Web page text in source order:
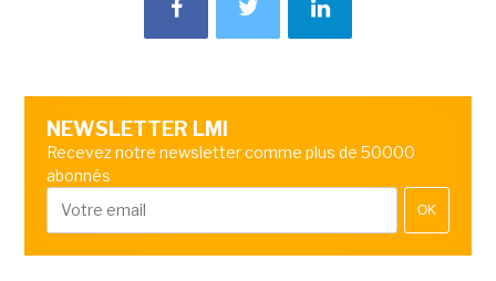
NEWSLETTER LMI
Recevez notre newsletter comme plus de 50000
abonnés
OK